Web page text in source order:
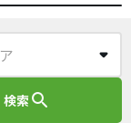
検索search